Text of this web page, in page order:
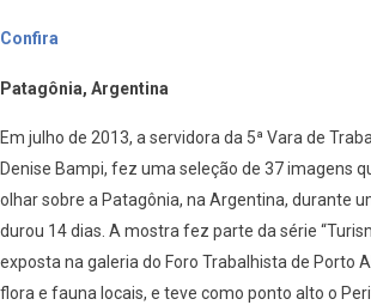
Confira
Patagônia, Argentina
Em julho de 2013, a servidora da 5ª Vara de
Denise Bampi, fez uma seleção de 37 imagens
olhar sobre a Patagônia, na Argentina, durante
durou 14 dias. A mostra fez parte da série
exposta na galeria do Foro Trabalhista de Porto
flora e fauna locais, e teve como ponto alto o